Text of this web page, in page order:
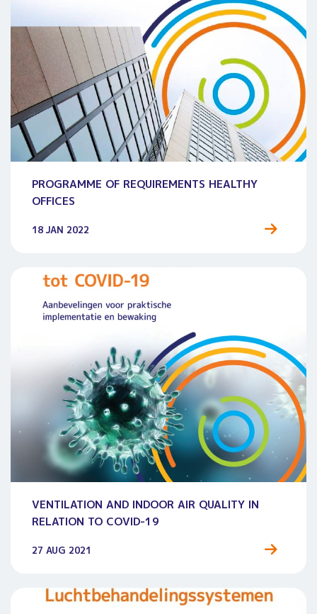
PROGRAMME OF REQUIREMENTS HEALTHY
OFFICES
18 JAN 2022
VENTILATION AND INDOOR AIR QUALITY IN
RELATION TO COVID-19
27 AUG 2021